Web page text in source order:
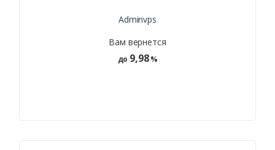
Adminvps
Вам вернется
до 9,98 %